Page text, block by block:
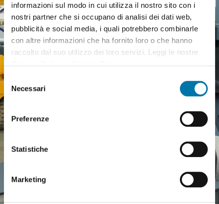
informazioni sul modo in cui utilizza il nostro sito con i
nostri partner che si occupano di analisi dei dati web,
pubblicità e social media, i quali potrebbero combinarle
con altre informazioni che ha fornito loro o che hanno
raccolto dal suo utilizzo dei loro servizi. Leggi le nostre
Selezione
del
consenso
Necessari
Preferenze
Statistiche
Marketing